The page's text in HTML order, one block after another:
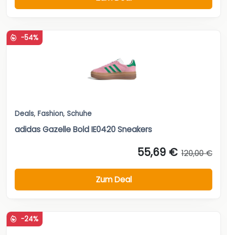
-54%
Deals, Fashion, Schuhe
adidas Gazelle Bold IE0420 Sneakers
55,69 € 120,00 €
Zum Deal
-24%